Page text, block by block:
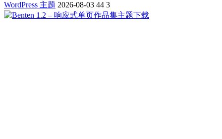
WordPress 主题 2026-08-03 44 3